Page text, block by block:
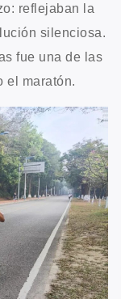
reflejaban la
silenciosa.
fue una de las
el maratón.